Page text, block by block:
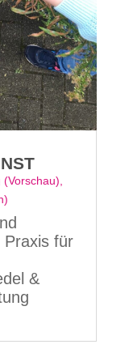
(Vorschau)
Praxis für
&